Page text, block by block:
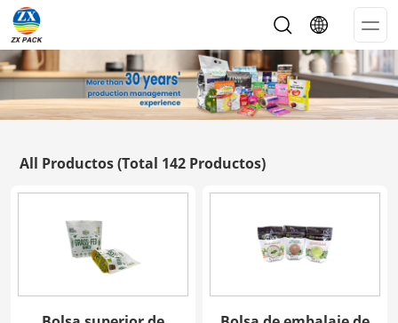
All Productos(Total 142 Productos)